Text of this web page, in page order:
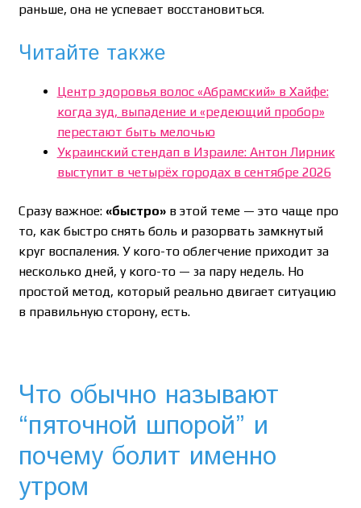
раньше, она не успевает восстановиться.
Читайте также
Центр здоровья волос «Абрaмский» в Хайфе:
когда зуд, выпадение и «редеющий пробор»
перестают быть мелочью
Украинский стендап в Израиле: Антон Лирник
выступит в четырёх городах в сентябре 2026
Сразу важное: «быстро»в этой теме — это чаще про
то, как быстро снять боль и разорвать замкнутый
круг воспаления. У кого-то облегчение приходит за
несколько дней, у кого-то — за пару недель. Но
простой метод, который реально двигает ситуацию
в правильную сторону, есть.
Что обычно называют
“пяточной шпорой” и
почему болит именно
утром